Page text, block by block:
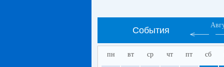
События
пн вт ср чт пт сб